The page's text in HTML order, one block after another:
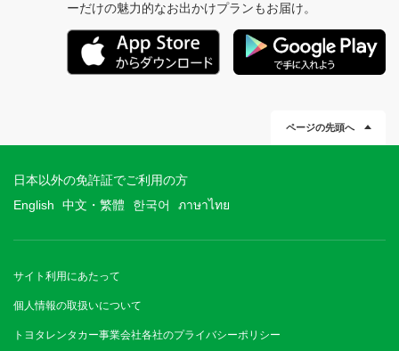
ーだけの魅力的なお出かけプランもお届け。
ページの先頭へ
日本以外の免許証でご利用の方
English
中文・繁體 한국어 ภาษาไทย
サイト利用にあたって
個人情報の取扱いについて
トヨタレンタカー事業会社各社のプライバシーポリシー